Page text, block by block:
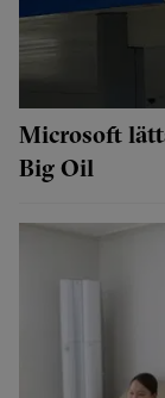
Microsoft
Big Oil